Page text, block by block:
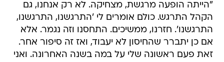
"הייתה הופעה מרגשת, מצחיקה. לא רק אנחנו, גם
הקהל התרגש. כולם אומרים לי 'התרגשנו, התרגשנו,
התרגשנו'. חזרנו, ממשיכים. התחסנו וזה נגמר. אלא
אם כן יתברר שהחיסון לא יעבוד, ואז זה סיפור אחר.
זאת פעם ראשונה שלי על במה בשנה האחרונה. ואני